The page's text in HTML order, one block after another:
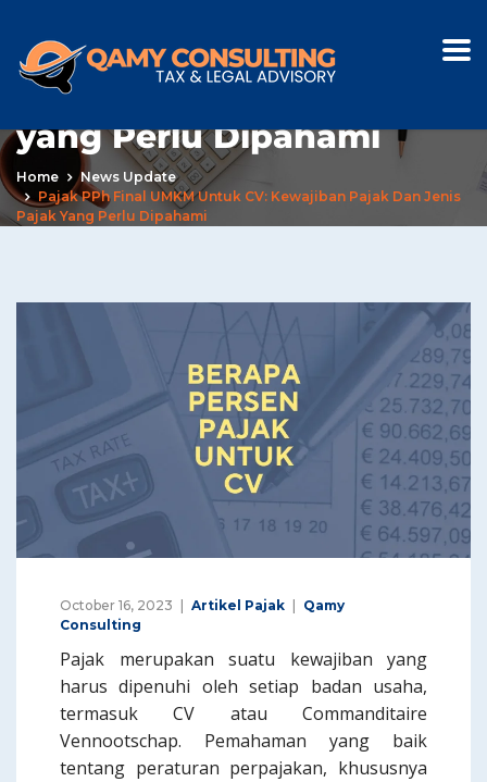
untuk CV: Kewajiban
Pajak dan Jenis Pajak
yang Perlu Dipahami
Home
News Update
Pajak PPh Final UMKM Untuk CV: Kewajiban Pajak Dan Jenis
Pajak Yang Perlu Dipahami
October 16, 2023 Artikel Pajak
Qamy
Consulting
Pajak merupakan suatu kewajiban yang
harus dipenuhi oleh setiap badan usaha,
termasuk CV atau Commanditaire
Vennootschap. Pemahaman yang baik
tentang peraturan perpajakan, khususnya